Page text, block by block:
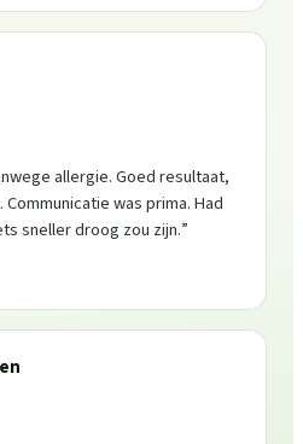
allergie. Goed resultaat,
was prima. Had
sneller droog zou zijn.”